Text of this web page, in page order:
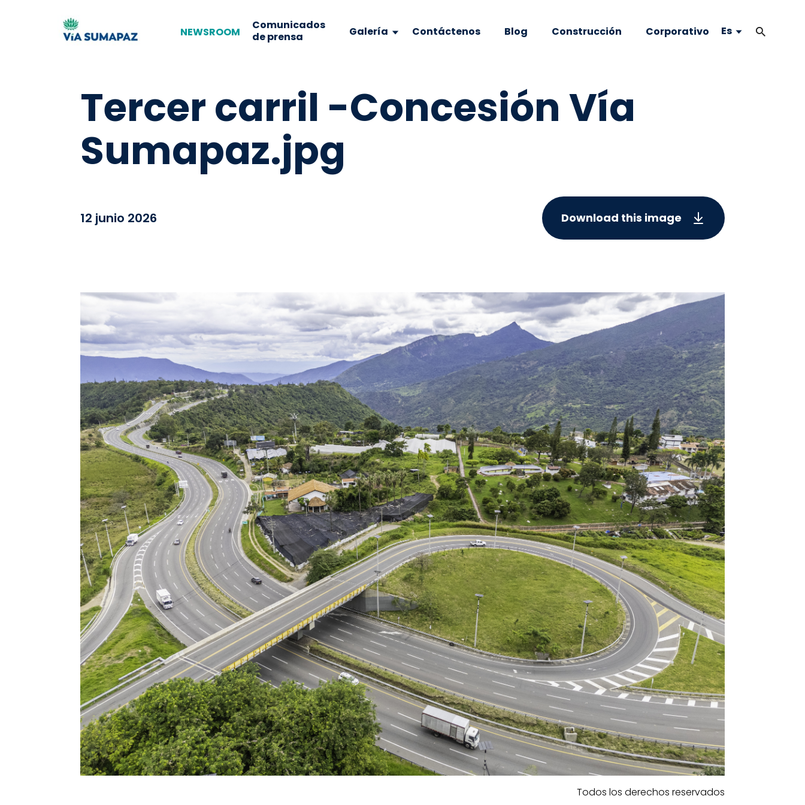
NEWSROOM
Comunicados
de prensa
Galería Contáctenos Blog Construcción Corporativo Es
Tercer carril -Concesión Vía
Sumapaz.jpg
12 junio 2026 Download this image
Todos los derechos reservados